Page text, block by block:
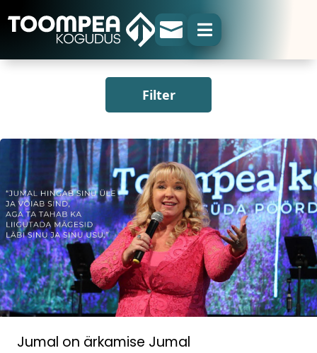
 
Filter
Jumal on ärkamise Jumal